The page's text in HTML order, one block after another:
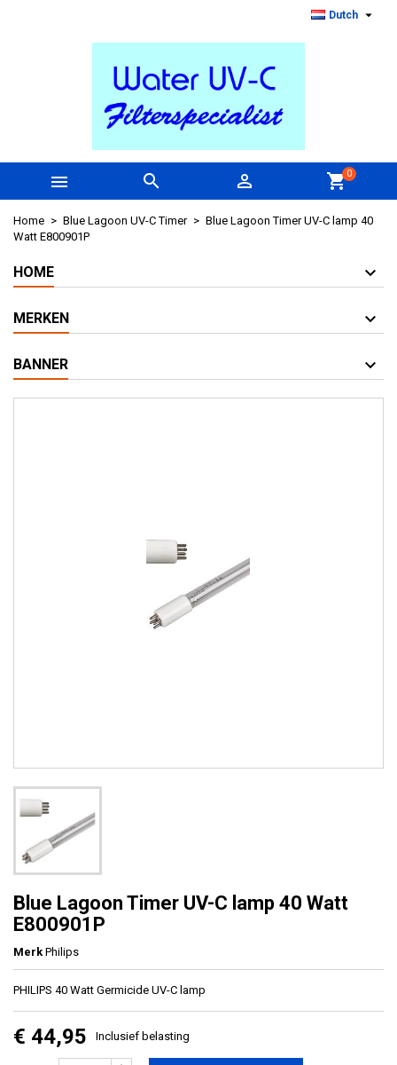
Dutch 
   shopping_cart0
Home Blue Lagoon UV-C Timer
Blue Lagoon Timer UV-C lamp 40
Watt E800901P
HOME
MERKEN
BANNER
Blue Lagoon Timer UV-C lamp 40 Watt
E800901P
Merk Philips
PHILIPS 40 Watt Germicide UV-C lamp
€ 44,95 Inclusief belasting